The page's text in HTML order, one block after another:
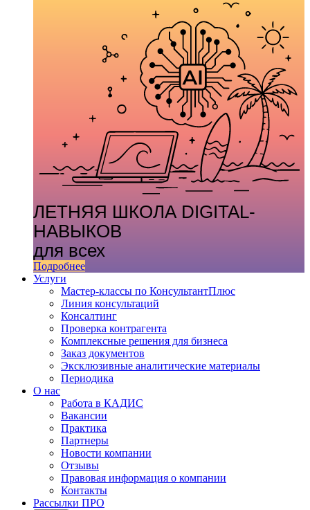
ЛЕТНЯЯ ШКОЛА DIGITAL-
НАВЫКОВ
для всех
Подробнее
Услуги
Мастер-классы по КонсультантПлюс
Линия консультаций
Консалтинг
Проверка контрагента
Комплексные решения для бизнеса
Заказ документов
Эксклюзивные аналитические материалы
Периодика
О нас
Работа в КАДИС
Вакансии
Практика
Партнеры
Новости компании
Отзывы
Правовая информация о компании
Контакты
Рассылки ПРО